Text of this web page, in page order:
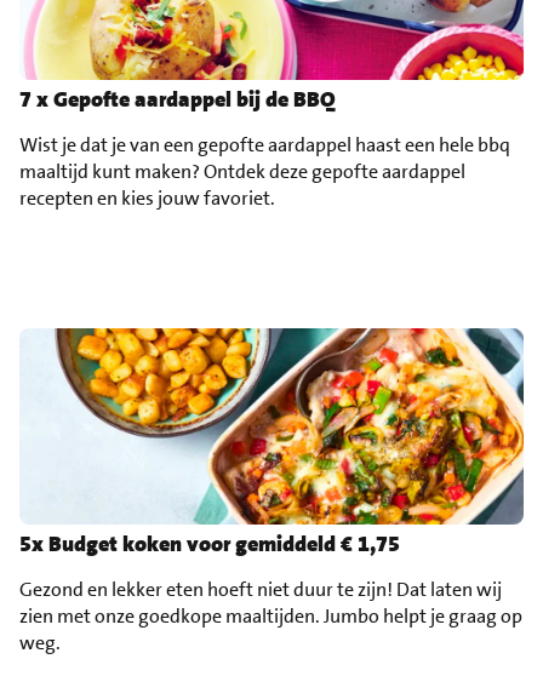
7 x Gepofte aardappel bij de BBQ
Wist je dat je van een gepofte aardappel haast een hele bbq
maaltijd kunt maken? Ontdek deze gepofte aardappel
recepten en kies jouw favoriet.
5x Budget koken voor gemiddeld € 1,75
Gezond en lekker eten hoeft niet duur te zijn! Dat laten wij
zien met onze goedkope maaltijden. Jumbo helpt je graag op
weg.